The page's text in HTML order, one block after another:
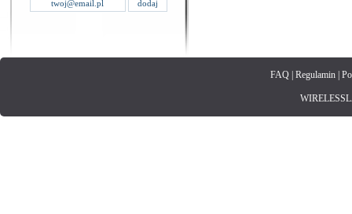
FAQ| Regulamin|